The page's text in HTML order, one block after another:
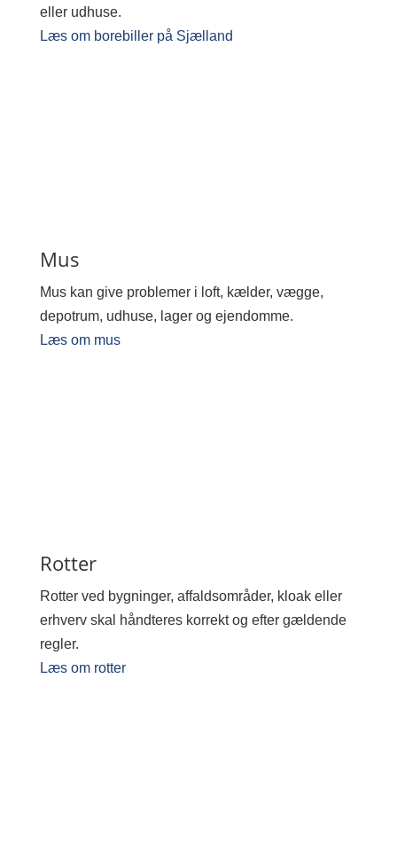
eller udhuse.
Læs om borebiller på Sjælland
Mus
Mus kan give problemer i loft, kælder, vægge,
depotrum, udhuse, lager og ejendomme.
Læs om mus
Rotter
Rotter ved bygninger, affaldsområder, kloak eller
erhverv skal håndteres korrekt og efter gældende
regler.
Læs om rotter